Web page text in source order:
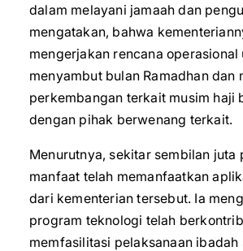
dalam melayani jamaah dan
mengatakan, bahwa
mengerjakan rencana operasional
menyambut bulan Ramadhan dan
perkembangan terkait musim haji
dengan pihak berwenang terkait.
Menurutnya, sekitar sembilan juta
manfaat telah memanfaatkan
dari kementerian tersebut. Ia
program teknologi telah
memfasilitasi pelaksanaan ibadah